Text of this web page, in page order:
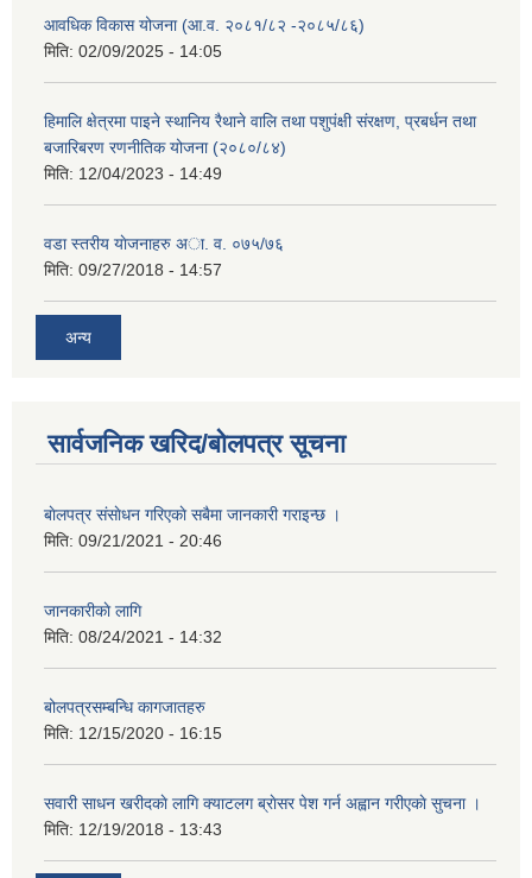
आवधिक विकास योजना (आ.व. २०८१/८२ -२०८५/८६)
मिति: 02/09/2025 - 14:05
हिमालि क्षेत्रमा पाइने स्थानिय रैथाने वालि तथा पशुपंक्षी संरक्षण, प्रबर्धन तथा
बजारिबरण रणनीतिक योजना (२०८०/८४)
मिति: 12/04/2023 - 14:49
वडा स्तरीय याेजनाहरु अा. व. ०७५/७६
मिति: 09/27/2018 - 14:57
अन्य
सार्वजनिक खरिद/बोलपत्र सूचना
बाेलपत्र संसाेधन गरिएकाे सबैमा जानकारी गराइन्छ ।
मिति: 09/21/2021 - 20:46
जानकारीकाे लागि
मिति: 08/24/2021 - 14:32
बोलपत्रसम्बन्धि कागजातहरु
मिति: 12/15/2020 - 16:15
सवारी साधन खरीदकाे लागि क्याटलग ब्राेसर पेश गर्न अह्वान गरीएकाे सुचना ।
मिति: 12/19/2018 - 13:43